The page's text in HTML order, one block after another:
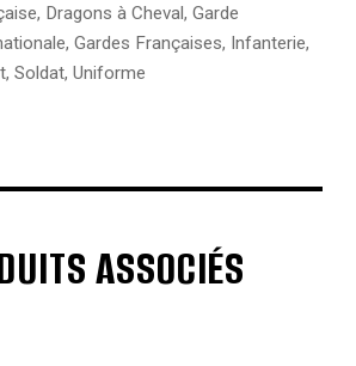
, Dragons à Cheval, Garde
, Gardes Françaises, Infanterie,
, Soldat, Uniforme
ASSOCIÉS